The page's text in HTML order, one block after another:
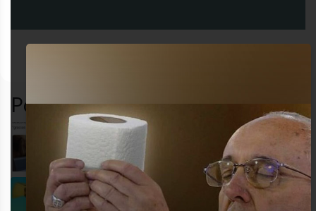
redes
Popular en LVI
Jamás entendí esas cosas, jaja
Muy buen punto